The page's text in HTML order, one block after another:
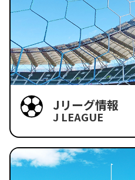
Jリーグ情報
J LEAGUE